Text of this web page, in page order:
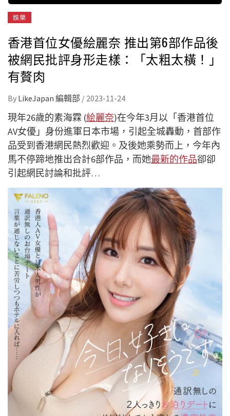
娛樂
香港首位女優絵麗奈 推出第6部作品後
被網民批評身形走樣：「太粗太橫！」
有贅肉
By LikeJapan 編輯部 / 2023-11-24
現年26歲的素海霖 (絵麗奈)在今年3月以「香港首位
AV女優」身份進軍日本市場，引起全城轟動，首部作
品受到香港網民熱烈歡迎。及後她乘勢而上，今年內
馬不停蹄地推出合計6部作品，而她最新的作品卻卻
引起網民討論和批評…